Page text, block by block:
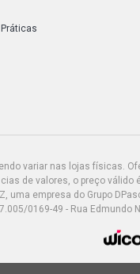
variar nas lojas físicas.
de valores, o preço
uma empresa do Grupo
0169-49 - Rua Edmundo